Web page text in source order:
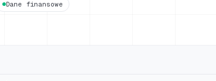
Dane finansowe